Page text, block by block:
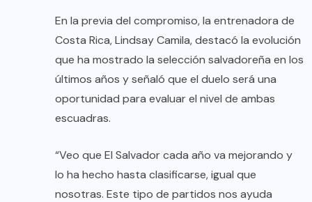
En la previa del compromiso, la entrenadora de
Costa Rica, Lindsay Camila, destacó la evolución
que ha mostrado la selección salvadoreña en los
últimos años y señaló que el duelo será una
oportunidad para evaluar el nivel de ambas
escuadras.
“Veo que El Salvador cada año va mejorando y
lo ha hecho hasta clasificarse, igual que
nosotras. Este tipo de partidos nos ayuda